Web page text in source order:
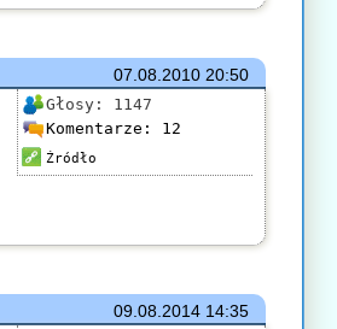
07.08.201020:50
Głosy: 1147
Komentarze: 12
Źródło
09.08.201414:35